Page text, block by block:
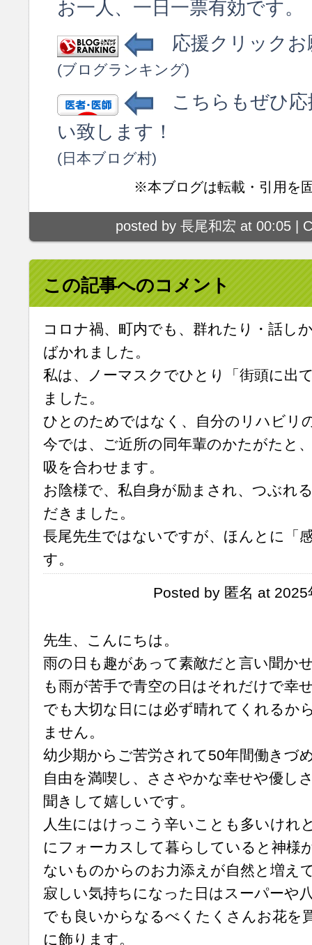
お一人、一日一票有効です。
応援クリックお
(ブログランキング)
こちらもぜひ応
い致します！
(日本ブログ村)
※本ブログは転載・引用を
posted by 長尾和宏 at 00:05 |
この記事へのコメント
コロナ禍、町内でも、群れたり・話し
ばかれました。
私は、ノーマスクでひとり「街頭に出
ました。
ひとのためではなく、自分のリハビリ
今では、ご近所の同年輩のかたがたと
吸を合わせます。
お陰様で、私自身が励まされ、つぶれ
だきました。
長尾先生ではないですが、ほんとに「
す。
Posted by 匿名 at
先生、こんにちは。
雨の日も趣があって素敵だと言い聞か
も雨が苦手で青空の日はそれだけで幸
でも大切な日には必ず晴れてくれるか
ません。
幼少期からご苦労されて50年間働きづ
自由を満喫し、ささやかな幸せや優し
聞きして嬉しいです。
人生にはけっこう辛いことも多いけれ
にフォーカスして暮らしていると神様
ないものからのお力添えが自然と増え
寂しい気持ちになった日はスーパーや
でも良いからなるべくたくさんお花を
に飾ります。